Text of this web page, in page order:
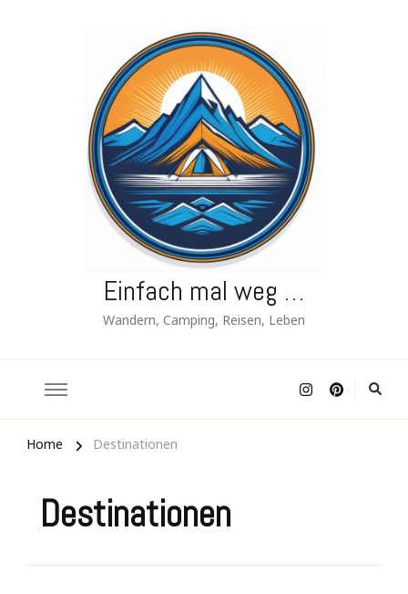
Einfach mal weg …
Wandern, Camping, Reisen, Leben
Home Destinationen
Destinationen